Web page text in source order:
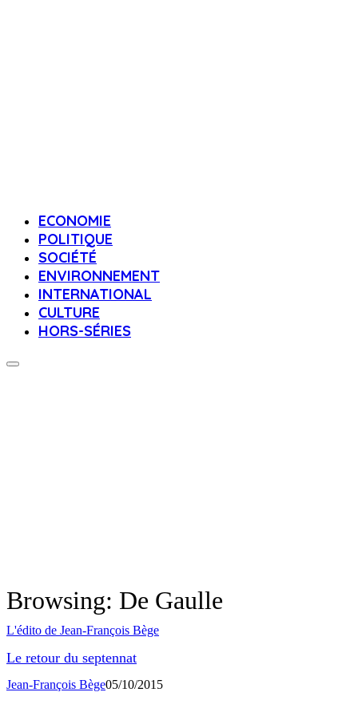
ECONOMIE
POLITIQUE
SOCIÉTÉ
ENVIRONNEMENT
INTERNATIONAL
CULTURE
HORS-SÉRIES
Browsing: De Gaulle
L'édito de Jean-François Bège
Le retour du septennat
Jean-François Bège05/10/2015